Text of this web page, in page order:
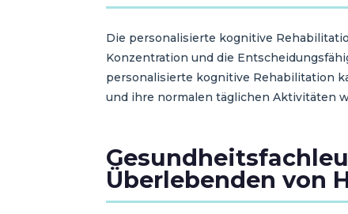
Die personalisierte kognitive
Konzentration und die
personalisierte kognitive Rehabilitation
und ihre normalen täglichen Aktivitäten
Überlebenden von